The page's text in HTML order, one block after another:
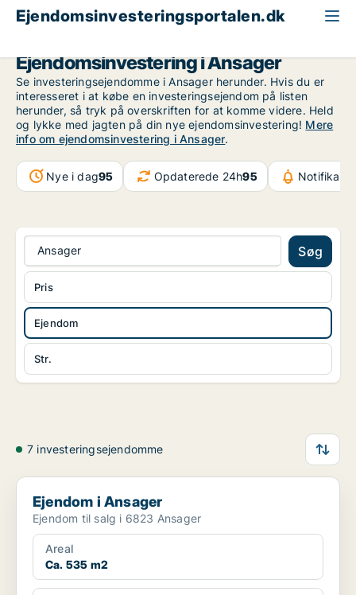
Ejendomsinvesteringsportalen.dk
Ejendomsinvestering i Ansager
Se investeringsejendomme i Ansager herunder. Hvis du er
interesseret i at købe en investeringsejendom på listen
herunder, så tryk på overskriften for at komme videre. Held
og lykke med jagten på din nye ejendomsinvestering! Mere
info om ejendomsinvestering i Ansager.
Nye i dag95 Opdaterede 24h95
Ansager Søg
Ejendom
Str.
Pris
7 investeringsejendomme
Ejendom i Ansager
Ejendom i Ansager
Ejendom til salg i 6823 Ansager
Areal
Ca. 535 m2